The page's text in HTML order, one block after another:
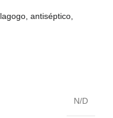
antiséptico,
N/D